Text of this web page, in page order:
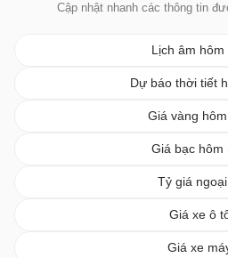
Cập nhật nhanh các thông tin
Lịch âm hôm
Dự báo thời tiết
Giá vàng
Giá bạc hôm
Tỷ giá
Giá xe ô
Giá xe